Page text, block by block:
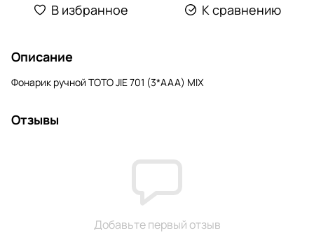
В избранное К сравнению
Описание
Фонарик ручной TOTO JIE 701 (3*AAA) MIX
Отзывы
Добавьте первый отзыв